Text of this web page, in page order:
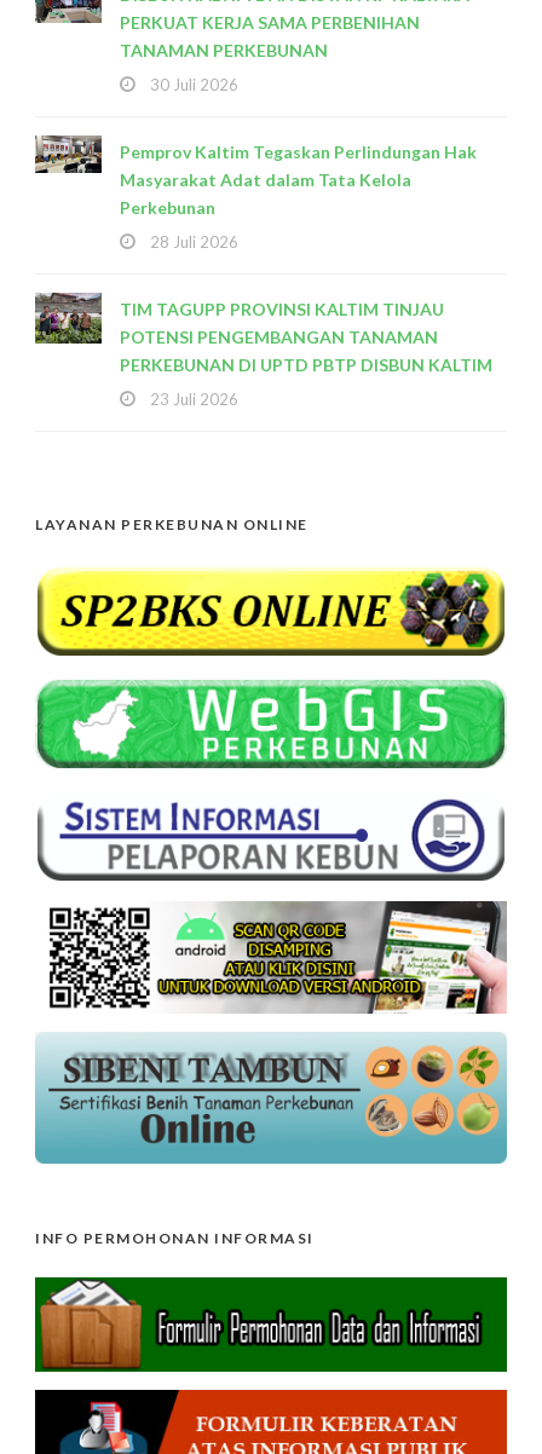
PERKUAT KERJA SAMA PERBENIHAN
TANAMAN PERKEBUNAN
30 Juli 2026
Pemprov Kaltim Tegaskan Perlindungan Hak
Masyarakat Adat dalam Tata Kelola
Perkebunan
28 Juli 2026
TIM TAGUPP PROVINSI KALTIM TINJAU
POTENSI PENGEMBANGAN TANAMAN
PERKEBUNAN DI UPTD PBTP DISBUN KALTIM
23 Juli 2026
LAYANAN PERKEBUNAN ONLINE
INFO PERMOHONAN INFORMASI